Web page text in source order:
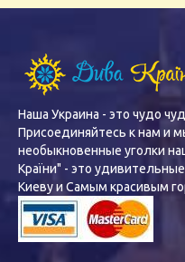
Наша Украина - это чудо
Присоединяйтесь к нам и
необыкновенные уголки
Країни" - это
Киеву и Самым красивым